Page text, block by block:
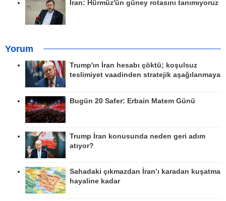
İran: Hürmüz'ün güney rotasını tanımıyoruz
Yorum
Trump'ın İran hesabı çöktü; koşulsuz
teslimiyet vaadinden stratejik aşağılanmaya
Bugün 20 Safer: Erbain Matem Günü
Trump İran konusunda neden geri adım
atıyor?
Sahadaki çıkmazdan İran’ı karadan kuşatma
hayaline kadar